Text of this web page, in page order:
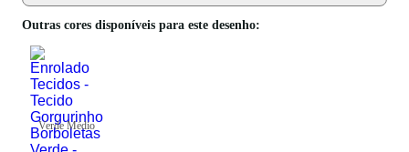
Outras cores disponíveis para este desenho:
Verde Médio